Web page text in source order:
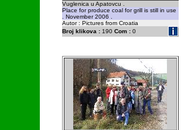
Vuglenica u Apatovcu .
Place for produce coal for grill is still in use
. November 2006 .
Autor : Pictures from Croatia
Broj klikova :190 Com :0